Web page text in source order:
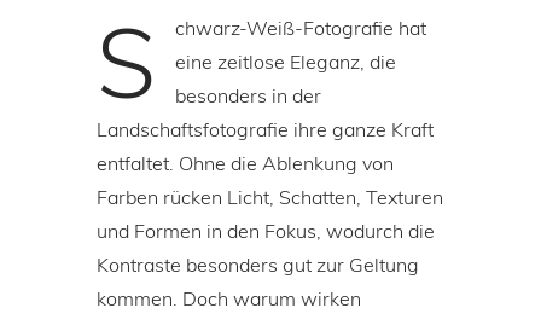
S
chwarz-Weiß-Fotografie hat
eine zeitlose Eleganz, die
besonders in der
Landschaftsfotografie ihre ganze Kraft
entfaltet. Ohne die Ablenkung von
Farben rücken Licht, Schatten, Texturen
und Formen in den Fokus, wodurch die
Kontraste besonders gut zur Geltung
kommen. Doch warum wirken